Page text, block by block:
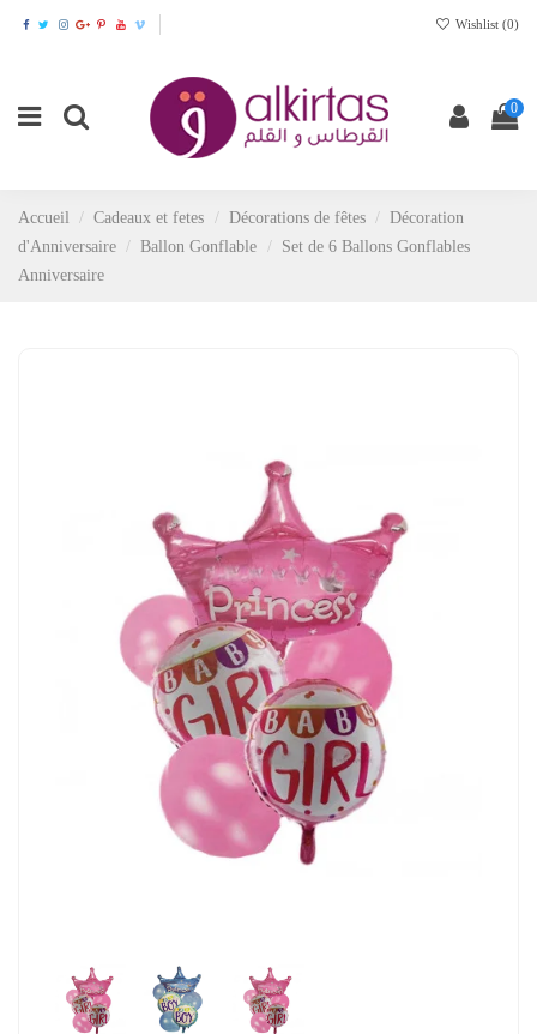
Wishlist (0)
0
Accueil Cadeaux et fetes Décorations de fêtes
Décoration
d'Anniversaire
Ballon Gonflable
Set de 6 Ballons Gonflables
Anniversaire